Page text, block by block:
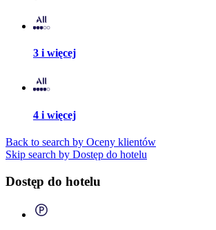
3 i więcej
4 i więcej
Back to search by Oceny klientów
Skip search by Dostęp do hotelu
Dostęp do hotelu